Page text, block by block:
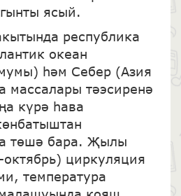
ясый.
республика
океан
һәм Себер (Азия
массалары тәэсиренә
күрә һава
төшә бара. Җылы
циркуляция
температура